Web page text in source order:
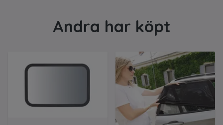
Andra har köpt